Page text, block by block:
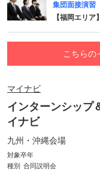
集団面接演習
【福岡エリ
こちらの
マイナビ
インターンシッ
イナビ
九州・沖縄会場
対象卒年
種別 合同説明会